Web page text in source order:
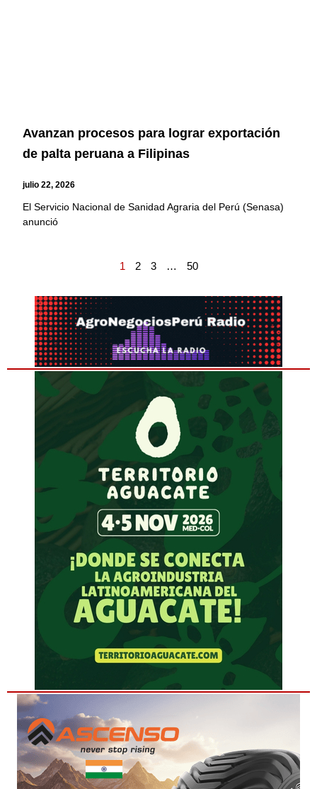
Avanzan procesos para lograr exportación
de palta peruana a Filipinas
julio 22, 2026
El Servicio Nacional de Sanidad Agraria del Perú (Senasa)
anunció
1 2 3 … 50